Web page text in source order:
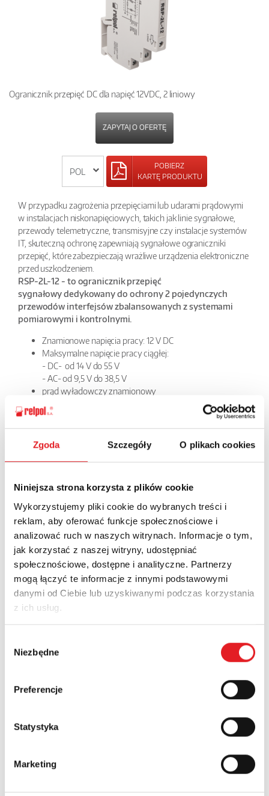
Zgoda Szczegóły O plikach cookies
Niniejsza strona korzysta z plików cookie
Wykorzystujemy pliki cookie do wybranych treści i
reklam, aby oferować funkcje społecznościowe i
analizować ruch w naszych witrynach. Informacje o tym,
jak korzystać z naszej witryny, udostępniać
społecznościowe, dostępne i analityczne. Partnerzy
mogą łączyć te informacje z innymi podstawowymi
danymi od Ciebie lub uzyskiwanymi podczas korzystania
z ich usług.
zgody
Niezbędne
Preferencje
Statystyka
Marketing
Ogranicznik przepięć DC dla napięć 12VDC, 2 liniowy
ZAPYTAJ O OFERTĘ
POBIERZ
KARTĘ PRODUKTU
W przypadku zagrożenia przepięciami lub udarami prądowymi
w instalacjach niskonapięciowych, takich jak linie sygnałowe,
przewody telemetryczne, transmisyjne czy instalacje systemów
IT, skuteczną ochronę zapewniają sygnałowe ograniczniki
przepięć, które zabezpieczają wrażliwe urządzenia elektroniczne
przed uszkodzeniem.
RSP-2L-12 - to ogranicznik przepięć
sygnałowydedykowany do ochrony 2 pojedynczych
przewodów interfejsów zbalansowanych z systemami
pomiarowymi i kontrolnymi.
Znamionowe napięcia pracy: 12 V DC
Maksymalne napięcie pracy ciągłej:
- DC- od 14 V do 55 V
- AC- od 9,5 V do 38,5 V
prąd wyładowczy znamionowy
- na linię: 5 kA
sygnałowego RSP-2L-12w zależności od rodzaju
chronionych linii
- Linia-PG ≤ 100 ns
Ogranicznik przepięć RSP-2L-24
Ogranicznik przepięć RSP-2L-48
Nazwa firmy: